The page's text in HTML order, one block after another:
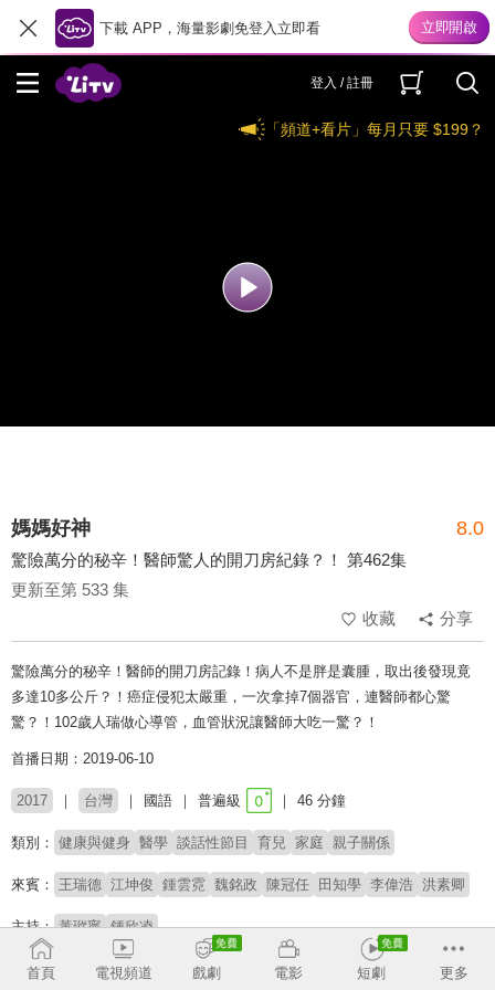
下載 APP，海量影劇免登入立即看
登入 / 註冊
「頻道+看片」每月只要 $199？
媽媽好神 8.0
驚險萬分的秘辛！醫師驚人的開刀房紀錄？！ 第462集
更新至第 533 集
收藏
分享
驚險萬分的秘辛！醫師的開刀房記錄！病人不是胖是囊腫，取出後發現竟
多達10多公斤？！癌症侵犯太嚴重，一次拿掉7個器官，連醫師都心驚
驚？！102歲人瑞做心導管，血管狀況讓醫師大吃一驚？！
首播日期：2019-06-10
2017 台灣 國語 普遍級 46 分鐘
類別： 健康與健身 醫學 談話性節目 育兒 家庭 親子關係
來賓： 王瑞德 江坤俊 鍾雲霓 魏銘政 陳冠任 田知學 李偉浩 洪素卿
主持： 黃瑽寧 鍾欣凌
# 親子關係 # 健康保健
首頁 電視頻道 戲劇 電影 短劇 更多